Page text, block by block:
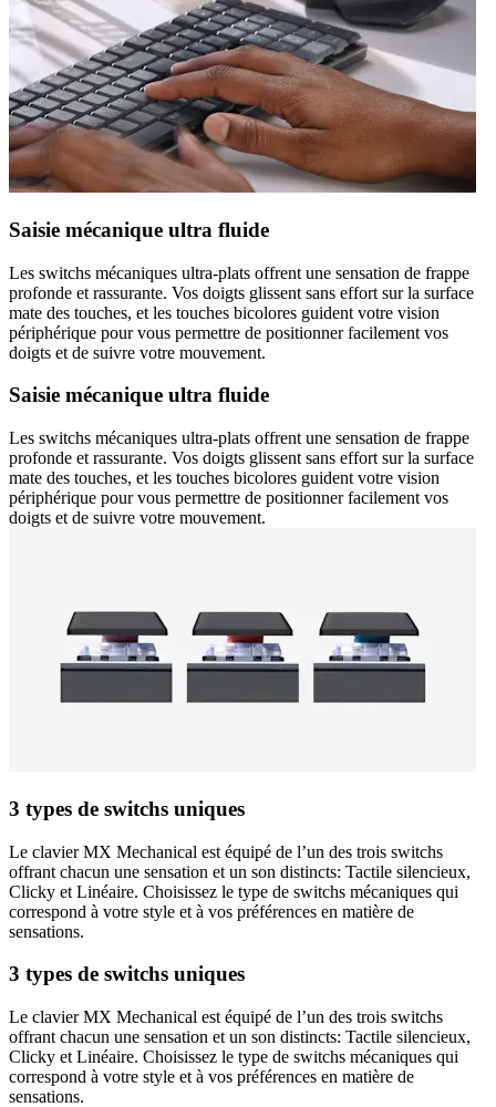
Saisie mécanique ultra fluide
Les switchs mécaniques ultra-plats offrent une sensation de frappe
profonde et rassurante. Vos doigts glissent sans effort sur la surface
mate des touches, et les touches bicolores guident votre vision
périphérique pour vous permettre de positionner facilement vos
doigts et de suivre votre mouvement.
Saisie mécanique ultra fluide
Les switchs mécaniques ultra-plats offrent une sensation de frappe
profonde et rassurante. Vos doigts glissent sans effort sur la surface
mate des touches, et les touches bicolores guident votre vision
périphérique pour vous permettre de positionner facilement vos
doigts et de suivre votre mouvement.
3 types de switchs uniques
Le clavier MX Mechanical est équipé de l’un des trois switchs
offrant chacun une sensation et un son distincts: Tactile silencieux,
Clicky et Linéaire. Choisissez le type de switchs mécaniques qui
correspond à votre style et à vos préférences en matière de
sensations.
3 types de switchs uniques
Le clavier MX Mechanical est équipé de l’un des trois switchs
offrant chacun une sensation et un son distincts: Tactile silencieux,
Clicky et Linéaire. Choisissez le type de switchs mécaniques qui
correspond à votre style et à vos préférences en matière de
sensations.